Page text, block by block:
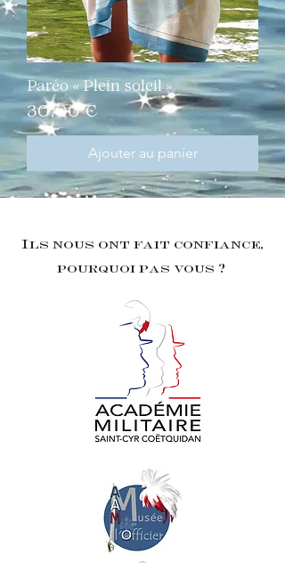
Paréo « Plein soleil »
Prix
30,00 €
Ajouter au panier
Ils nous ont fait confiance,
pourquoi pas vous ?